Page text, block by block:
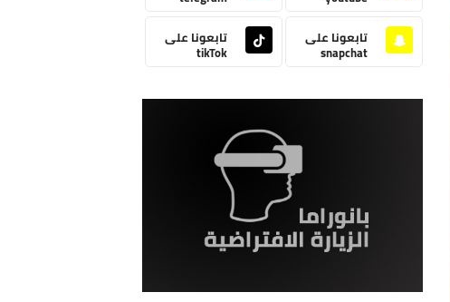
تابعونا على
snapchat
تابعونا على
tikTok